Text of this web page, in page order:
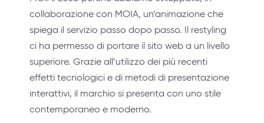
collaborazione con MOIA, un’animazione che
spiega il servizio passo dopo passo. Il restyling
ci ha permesso di portare il sito web a un livello
superiore. Grazie all’utilizzo dei più recenti
effetti tecnologici e di metodi di presentazione
interattivi, il marchio si presenta con uno stile
contemporaneo e moderno.